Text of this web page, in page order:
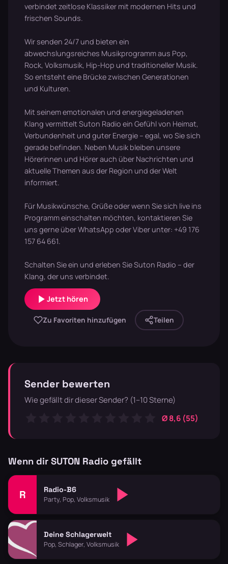
verbindet zeitlose Klassiker mit modernen Hits und
frischen Sounds.
Wir senden 24/7 und bieten ein
abwechslungsreiches Musikprogramm aus Pop,
Rock, Volksmusik, Hip-Hop und traditioneller Musik.
So entsteht eine Brücke zwischen Generationen
und Kulturen.
Mit seinem emotionalen und energiegeladenen
Klang vermittelt Suton Radio ein Gefühl von Heimat,
Verbundenheit und guter Energie – egal, wo Sie sich
gerade befinden. Neben Musik bleiben unsere
Hörerinnen und Hörer auch über Nachrichten und
aktuelle Themen aus der Region und der Welt
informiert.
Für Musikwünsche, Grüße oder wenn Sie sich live ins
Programm einschalten möchten, kontaktieren Sie
uns gerne über WhatsApp oder Viber unter: +49 176
157 64 661.
Schalten Sie ein und erleben Sie Suton Radio – der
Klang, der uns verbindet.
Jetzt hören
Zu Favoriten hinzufügen Teilen
Sender bewerten
Wie gefällt dir dieser Sender? (1–10 Sterne)
Ø 8,6 (55)
Wenn dir SUTON Radio gefällt
R Radio-B6
Party, Pop, Volksmusik
Deine Schlagerwelt
Pop, Schlager, Volksmusik